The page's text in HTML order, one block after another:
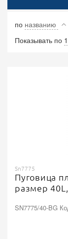
по названию
Показывать по
Sn7775
Пуговица
размер
SN7775/40-BG